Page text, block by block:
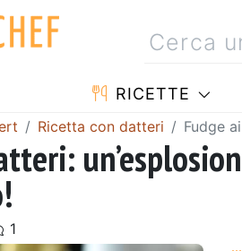
RICETTE
Ricetta con datteri Fudge